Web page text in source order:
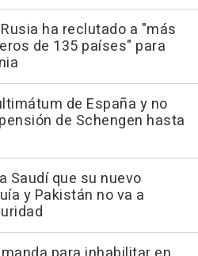
ha reclutado a "más
de 135 países" para
de España y no
de Schengen hasta
Saudí que su nuevo
y Pakistán no va a